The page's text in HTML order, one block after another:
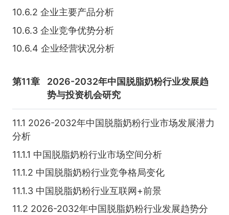
10.6.2 企业主要产品分析
10.6.3 企业竞争优势分析
10.6.4 企业经营状况分析
第11章
2026-2032年中国脱脂奶粉行业发展趋
势与投资机会研究
11.1 2026-2032年中国脱脂奶粉行业市场发展潜力
分析
11.1.1 中国脱脂奶粉行业市场空间分析
11.1.2 中国脱脂奶粉行业竞争格局变化
11.1.3 中国脱脂奶粉行业互联网+前景
11.2 2026-2032年中国脱脂奶粉行业发展趋势分